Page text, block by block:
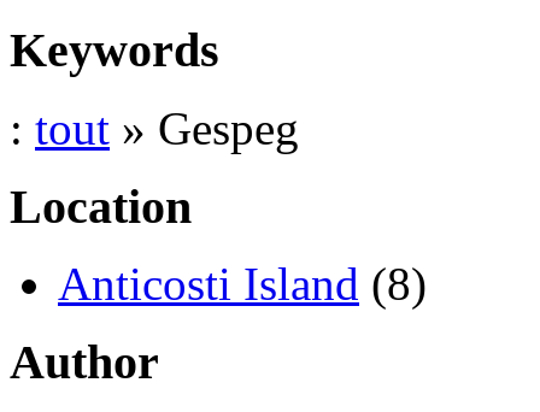
Keywords
: tout » Gespeg
Location
Anticosti Island (8)
Author